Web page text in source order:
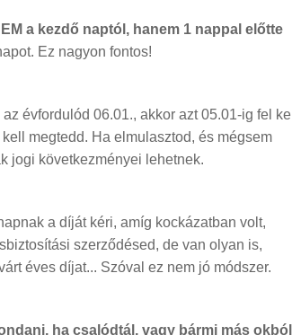
a kezdő naptól, hanem 1 nappal előtte
Ez nagyon fontos!
évfordulód 06.01., akkor azt 05.01-ig fel kell
megtedd. Ha elmulasztod, és mégsem
jogi következményei lehetnek.
a díját kéri, amíg kockázatban volt,
szerződésed, de van olyan is,
éves díjat... Szóval ez nem jó módszer.
ha csalódtál, vagy bármi más okból